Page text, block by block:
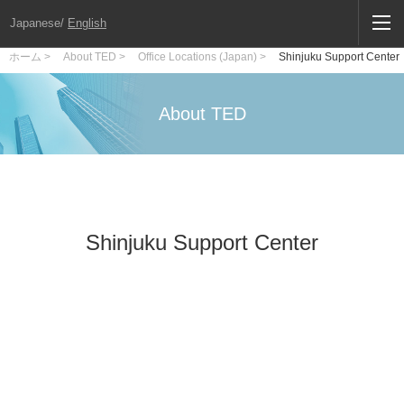
ホーム > About TED > Office Locations (Japan) > Shinjuku Support Center
About TED
Japanese/ English
Shinjuku Support Center